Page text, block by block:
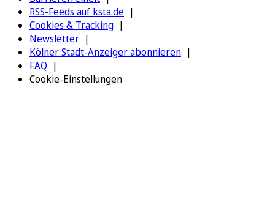
RSS-Feeds auf ksta.de
Cookies & Tracking
Newsletter
Kölner Stadt-Anzeiger abonnieren
FAQ
Cookie-Einstellungen